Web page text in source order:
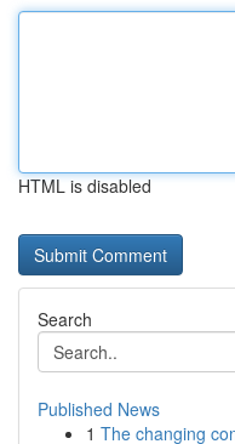
HTML is disabled
Search
Published News
1 The changing